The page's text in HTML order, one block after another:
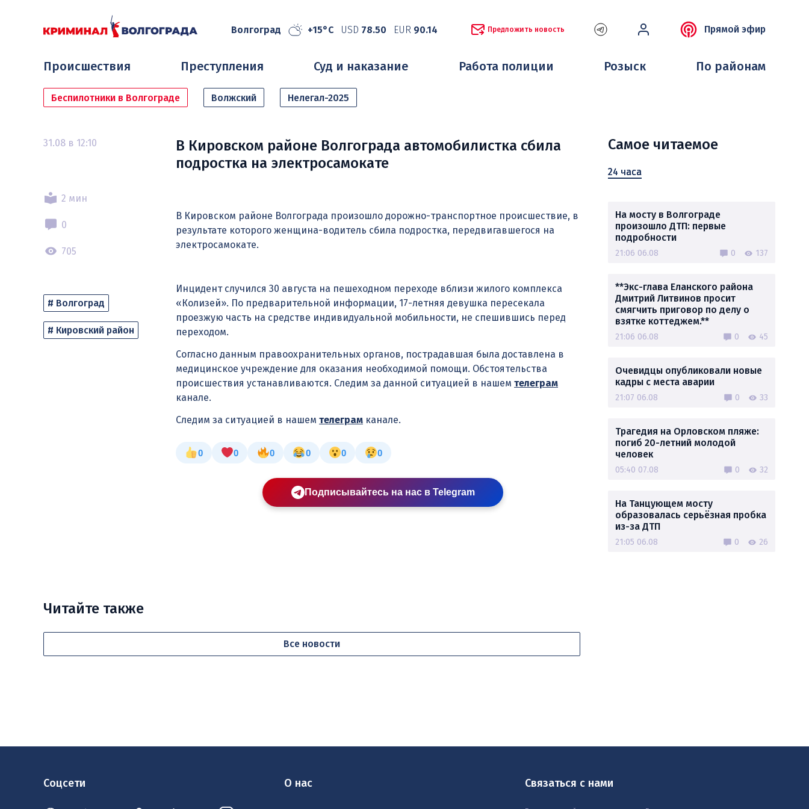
Волгоград +15°C USD 78.50 EUR 90.14 Предложить новость Прямой эфир
Происшествия Преступления Суд и наказание Работа полиции Розыск По районам
Беспилотники в Волгограде Волжский Нелегал-2025
31.08 в 12:10
2 мин
0
705
# Волгоград
# Кировский район
В Кировском районе Волгограда автомобилистка сбила
подростка на электросамокате
В Кировском районе Волгограда произошло дорожно-транспортное происшествие, в
результате которого женщина-водитель сбила подростка, передвигавшегося на
электросамокате.
Инцидент случился 30 августа на пешеходном переходе вблизи жилого комплекса
«Колизей». По предварительной информации, 17-летняя девушка пересекала
проезжую часть на средстве индивидуальной мобильности, не спешившись перед
переходом.
Согласно данным правоохранительных органов, пострадавшая была доставлена в
медицинское учреждение для оказания необходимой помощи. Обстоятельства
происшествия устанавливаются. Следим за данной ситуацией в нашем телеграм
канале.
Следим за ситуацией в нашем телеграм канале.
0 0 0 0 0 0
Подписывайтесь на нас в Telegram
Самое читаемое
24 часа
На мосту в Волгограде
произошло ДТП: первые
подробности
21:06 06.08 0 137
**Экс-глава Еланского района
Дмитрий Литвинов просит
смягчить приговор по делу о
взятке коттеджем.**
21:06 06.08 0 45
Очевидцы опубликовали новые
кадры с места аварии
21:07 06.08 0 33
Трагедия на Орловском пляже:
погиб 20-летний молодой
человек
05:40 07.08 0 32
На Танцующем мосту
образовалась серьёзная пробка
из-за ДТП
21:05 06.08 0 26
Читайте также
Все новости
Соцсети О нас Связаться с нами